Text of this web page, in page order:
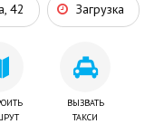
42 Загрузка
ВЫЗВАТЬ
ТАКСИ